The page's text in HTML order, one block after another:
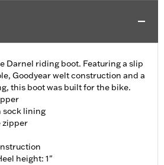
Darnel riding boot. Featuring a slip
Goodyear welt construction and a
this boot was built for the bike.
sock lining
zipper
height: 1"